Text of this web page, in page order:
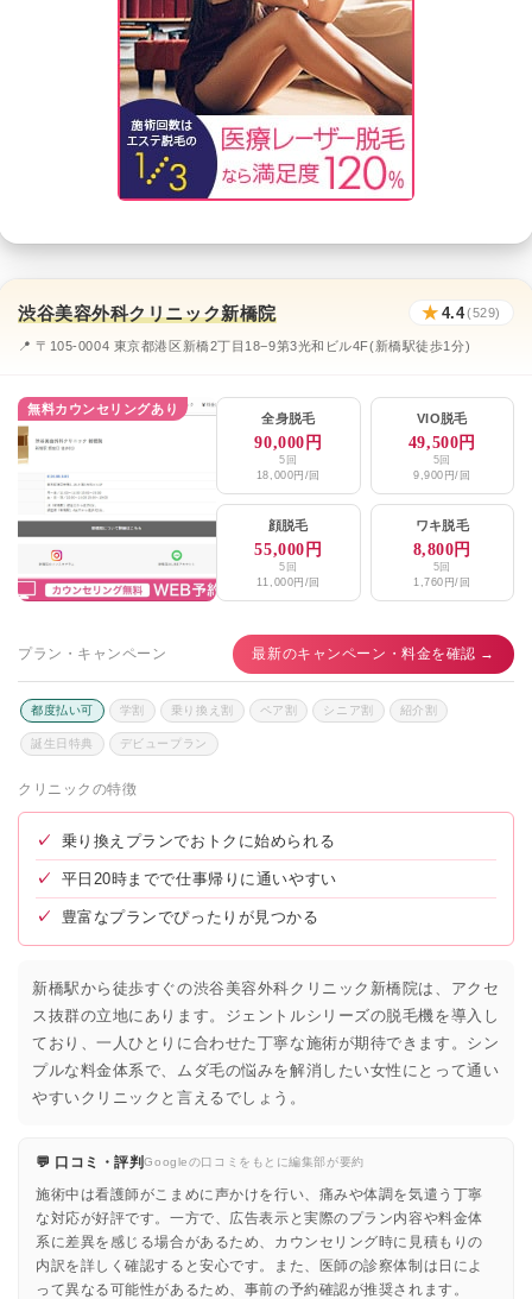
渋谷美容外科クリニック新橋院 ★ 4.4(529)
📍 〒105-0004 東京都港区新橋2丁目18−9第3光和ビル4F(新橋駅徒歩1分)
無料カウンセリングあり
全身脱毛
90,000円
5回
18,000円/回
VIO脱毛
49,500円
5回
9,900円/回
顔脱毛
55,000円
5回
11,000円/回
ワキ脱毛
8,800円
5回
1,760円/回
プラン・キャンペーン 最新のキャンペーン・料金を確認 →
都度払い可 学割 乗り換え割 ペア割 シニア割 紹介割
誕生日特典 デビュープラン
クリニックの特徴
✓ 乗り換えプランでおトクに始められる
✓ 平日20時までで仕事帰りに通いやすい
✓ 豊富なプランでぴったりが見つかる
新橋駅から徒歩すぐの渋谷美容外科クリニック新橋院は、アクセ
ス抜群の立地にあります。ジェントルシリーズの脱毛機を導入し
ており、一人ひとりに合わせた丁寧な施術が期待できます。シン
プルな料金体系で、ムダ毛の悩みを解消したい女性にとって通い
やすいクリニックと言えるでしょう。
💬 口コミ・評判Googleの口コミをもとに編集部が要約
施術中は看護師がこまめに声かけを行い、痛みや体調を気遣う丁寧
な対応が好評です。一方で、広告表示と実際のプラン内容や料金体
系に差異を感じる場合があるため、カウンセリング時に見積もりの
内訳を詳しく確認すると安心です。また、医師の診察体制は日によ
って異なる可能性があるため、事前の予約確認が推奨されます。